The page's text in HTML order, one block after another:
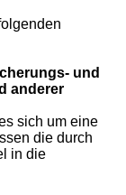
und
anderer
sich um eine
die durch
in die